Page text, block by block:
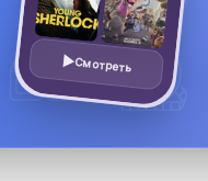
Смотреть